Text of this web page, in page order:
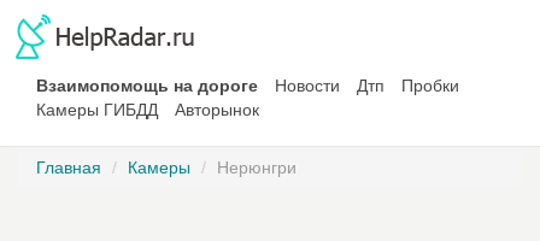
Взаимопомощь на дороге Новости Дтп
Пробки
Камеры ГИБДД
Авторынок
Главная Камеры Нерюнгри